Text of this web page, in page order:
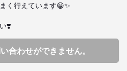
く行えています😁✨
❣️
合わせができません。